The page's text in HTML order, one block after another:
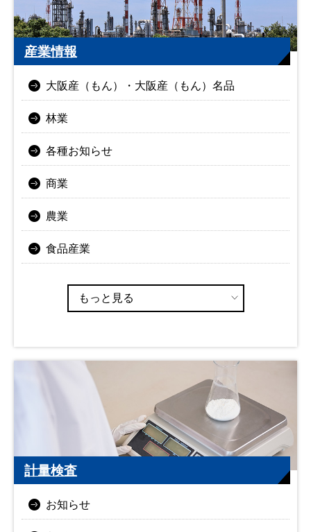
産業情報
大阪産（もん）・大阪産（もん）名品
林業
各種お知らせ
商業
農業
食品産業
もっと見る
計量検査
お知らせ